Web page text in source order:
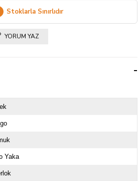
Stoklarla Sınırlıdır
YORUM YAZ
Yaka